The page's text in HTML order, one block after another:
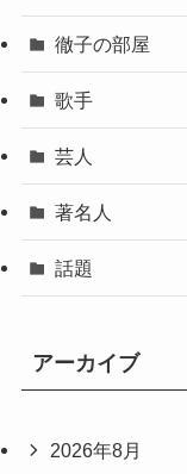
徹子の部屋
歌手
芸人
著名人
話題
アーカイブ
2026年8月